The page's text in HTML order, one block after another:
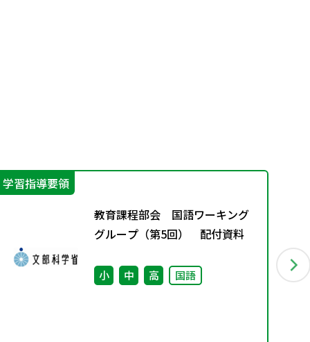
学習指導要領
教育課程部会 国語ワーキング
グループ（第5回） 配付資料
小 中 高 国語